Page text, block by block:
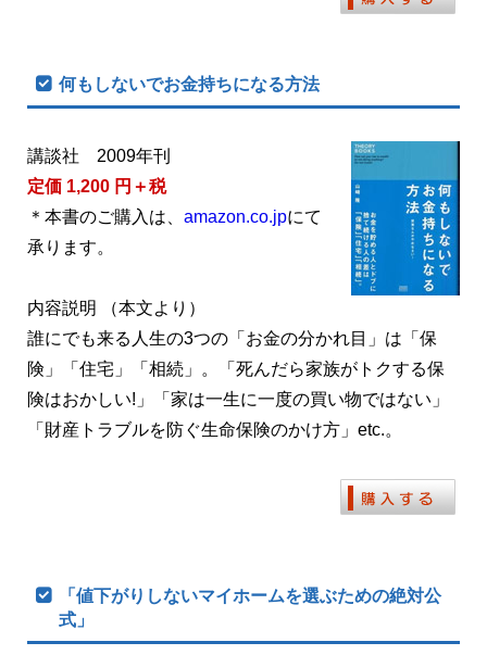
何もしないでお金持ちになる方法
講談社 2009年刊
定価 1,200 円＋税
＊本書のご購入は、 amazon.co.jpにて
承ります。
内容説明 （本文より）
誰にでも来る人生の3つの「お金の分かれ目」は「保
険」「住宅」「相続」。「死んだら家族がトクする保
険はおかしい!」「家は一生に一度の買い物ではない」
「財産トラブルを防ぐ生命保険のかけ方」etc.。
「値下がりしないマイホームを選ぶための絶対公
式」